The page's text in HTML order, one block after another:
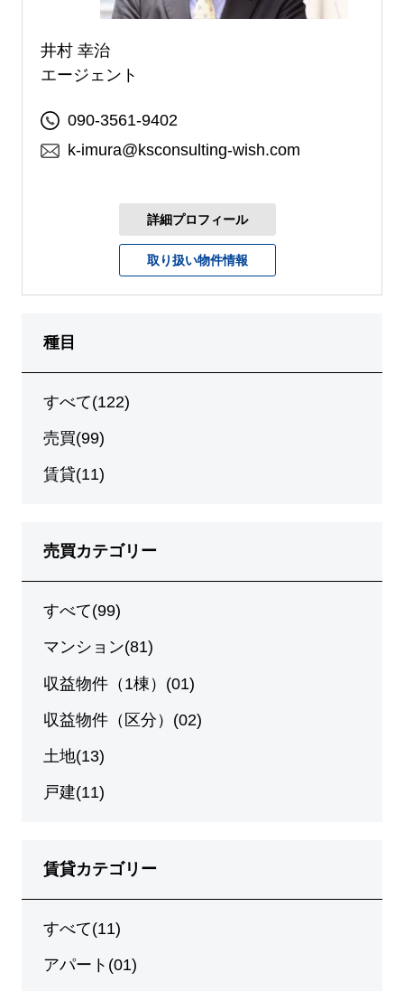
井村 幸治
エージェント
090-3561-9402
k-imura@ksconsulting-wish.com
詳細プロフィール
取り扱い物件情報
種目
すべて(122)
売買(99)
賃貸(11)
売買カテゴリー
すべて(99)
マンション(81)
収益物件（1棟）(01)
収益物件（区分）(02)
土地(13)
戸建(11)
賃貸カテゴリー
すべて(11)
アパート(01)